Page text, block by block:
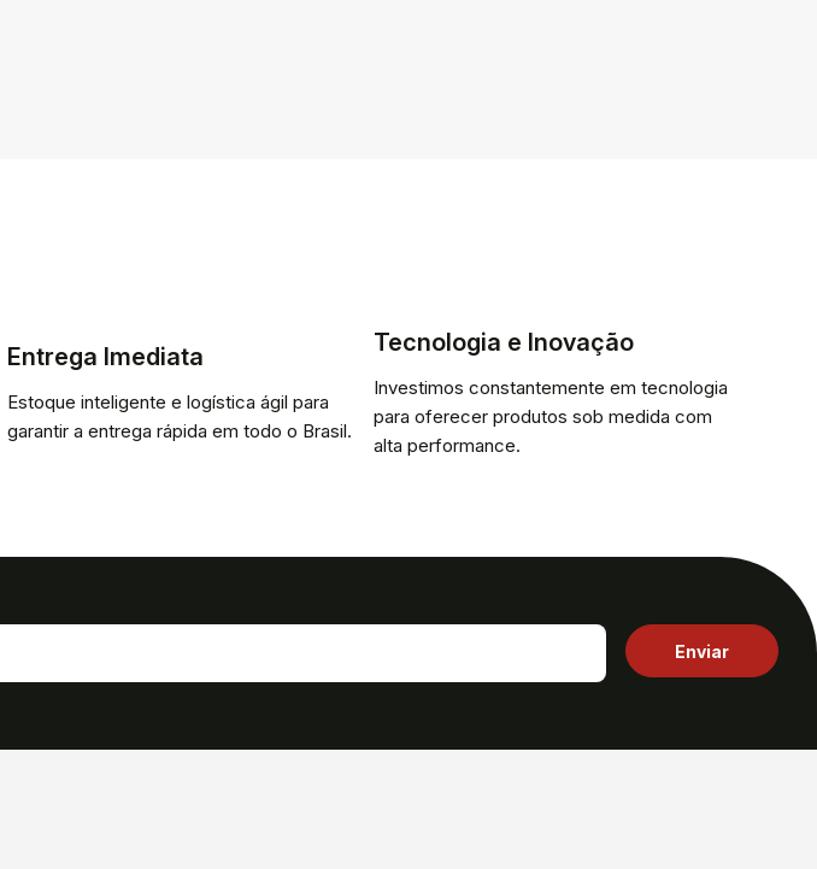
Entrega Imediata
Estoque inteligente e logística ágil para
garantir a entrega rápida em todo o Brasil.
Tecnologia e Inovação
Investimos constantemente em tecnologia
para oferecer produtos sob medida com
alta performance.